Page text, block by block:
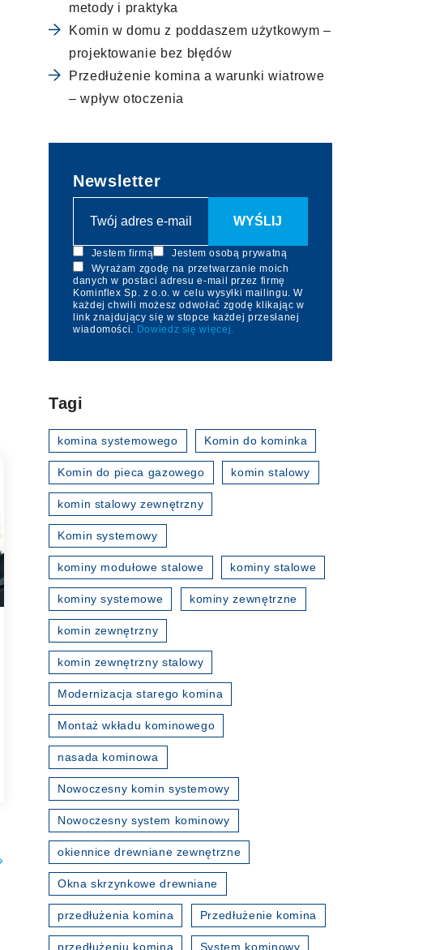
metody i praktyka
Komin w domu z poddaszem użytkowym –
projektowanie bez błędów
Przedłużenie komina a warunki wiatrowe
– wpływ otoczenia
Newsletter
Jestem firmą
Jestem osobą prywatną
Wyrażam zgodę na przetwarzanie moich
danych w postaci adresu e-mail przez firmę
Kominflex Sp. z o.o. w celu wysyłki mailingu. W
każdej chwili możesz odwołać zgodę klikając w
link znajdujący się w stopce każdej przesłanej
wiadomości. Dowiedz się więcej.
Tagi
komina systemowego Komin do kominka
Komin do pieca gazowego komin stalowy
komin stalowy zewnętrzny
Komin systemowy
kominy modułowe stalowe kominy stalowe
kominy systemowe kominy zewnętrzne
komin zewnętrzny
komin zewnętrzny stalowy
Modernizacja starego komina
Montaż wkładu kominowego
nasada kominowa
Nowoczesny komin systemowy
Nowoczesny system kominowy
okiennice drewniane zewnętrzne
Okna skrzynkowe drewniane
przedłużenia komina Przedłużenie komina
przedłużeniu komina System kominowy